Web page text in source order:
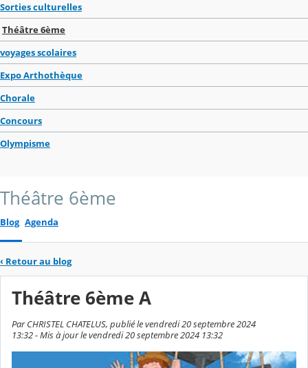
Sorties culturelles
Théâtre 6ème
voyages scolaires
Expo Arthothèque
Chorale
Concours
Olympisme
Théâtre 6ème
Blog Agenda
‹ Retour au blog
Théâtre 6ème A
Par CHRISTEL CHATELUS, publié le vendredi 20 septembre 2024
13:32 - Mis à jour le vendredi 20 septembre 2024 13:32